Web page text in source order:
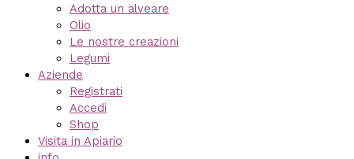
Adotta un alveare
Olio
Le nostre creazioni
Legumi
Aziende
Registrati
Accedi
Shop
Visita in Apiario